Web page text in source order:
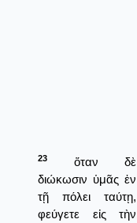
23
ὅταν δὲ
διώκωσιν ὑμᾶς ἐν
τῇ πόλει ταύτῃ,
φεύγετε εἰς τὴν